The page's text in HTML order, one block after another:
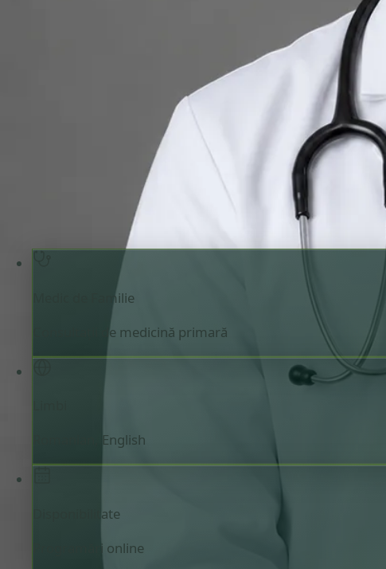
Revizuiți detaliile profilului medicului, domeniile de consultație
programare înainte de a stabili o întâlnire.
Romania
Romanian, English
Înregistrat în Romania
Consultație online disponibilă
Alege interval cu Robert Verificați
Medic de Familie
Consultații de medicină primară
Romanian, English
Disponibilitate
Programări online